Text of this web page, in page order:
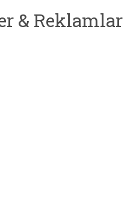
& Reklamlar